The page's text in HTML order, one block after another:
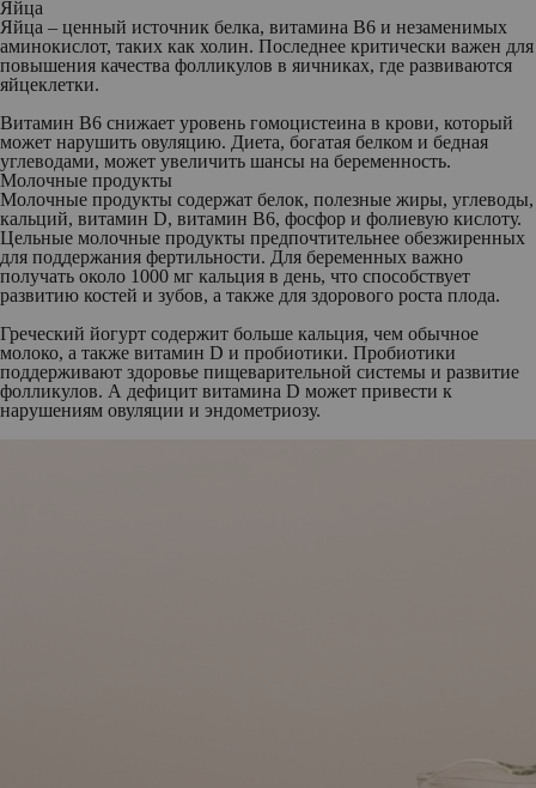
Яйца
Яйца – ценный источник белка, витамина B6 и незаменимых
аминокислот, таких как холин. Последнее критически важен для
повышения качества фолликулов в яичниках, где развиваются
яйцеклетки.
Витамин B6 снижает уровень гомоцистеина в крови, который
может нарушить овуляцию. Диета, богатая белком и бедная
углеводами, может увеличить шансы на беременность.
Молочные продукты
Молочные продукты содержат белок, полезные жиры, углеводы,
кальций, витамин D, витамин B6, фосфор и фолиевую кислоту.
Цельные молочные продукты предпочтительнее обезжиренных
для поддержания фертильности. Для беременных важно
получать около 1000 мг кальция в день, что способствует
развитию костей и зубов, а также для здорового роста плода.
Греческий йогурт содержит больше кальция, чем обычное
молоко, а также витамин D и пробиотики. Пробиотики
поддерживают здоровье пищеварительной системы и развитие
фолликулов. А дефицит витамина D может привести к
нарушениям овуляции и эндометриозу.